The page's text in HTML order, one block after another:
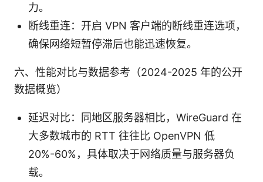
力。
断线重连：开启 VPN 客户端的断线重连选项，
确保网络短暂停滞后也能迅速恢复。
六、性能对比与数据参考（2024-2025 年的公开
数据概览）
延迟对比：同地区服务器相比，WireGuard 在
大多数城市的 RTT 往往比 OpenVPN 低
20%-60%，具体取决于网络质量与服务器负
载。